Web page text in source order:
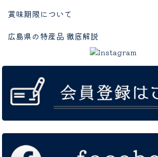
賞味期限について
広島県の特産品 徹底解説